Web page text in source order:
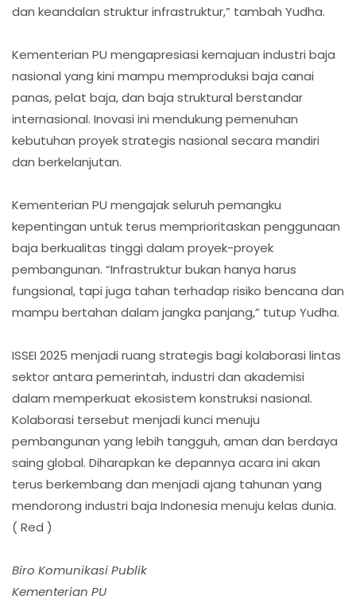
dan keandalan struktur infrastruktur,” tambah Yudha.
Kementerian PU mengapresiasi kemajuan industri baja
nasional yang kini mampu memproduksi baja canai
panas, pelat baja, dan baja struktural berstandar
internasional. Inovasi ini mendukung pemenuhan
kebutuhan proyek strategis nasional secara mandiri
dan berkelanjutan.
Kementerian PU mengajak seluruh pemangku
kepentingan untuk terus memprioritaskan penggunaan
baja berkualitas tinggi dalam proyek-proyek
pembangunan. “Infrastruktur bukan hanya harus
fungsional, tapi juga tahan terhadap risiko bencana dan
mampu bertahan dalam jangka panjang,” tutup Yudha.
ISSEI 2025 menjadi ruang strategis bagi kolaborasi lintas
sektor antara pemerintah, industri dan akademisi
dalam memperkuat ekosistem konstruksi nasional.
Kolaborasi tersebut menjadi kunci menuju
pembangunan yang lebih tangguh, aman dan berdaya
saing global. Diharapkan ke depannya acara ini akan
terus berkembang dan menjadi ajang tahunan yang
mendorong industri baja Indonesia menuju kelas dunia.
( Red )
Biro Komunikasi Publik
Kementerian PU